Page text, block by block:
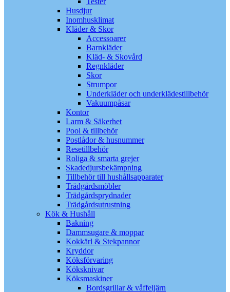
Husdjur
Inomhusklimat
Kläder & Skor
Accessoarer
Barnkläder
Kläd- & Skovård
Regnkläder
Skor
Strumpor
Underkläder och underklädestillbehör
Vakuumpåsar
Kontor
Larm & Säkerhet
Pool & tillbehör
Postlådor & husnummer
Resetillbehör
Roliga & smarta grejer
Skadedjursbekämpning
Tillbehör till hushållsapparater
Trädgårdsmöbler
Trädgårdsprydnader
Trädgårdsutrustning
Kök & Hushåll
Bakning
Dammsugare & moppar
Kokkärl & Stekpannor
Kryddor
Köksförvaring
Köksknivar
Köksmaskiner
Bordsgrillar & våffeljärn